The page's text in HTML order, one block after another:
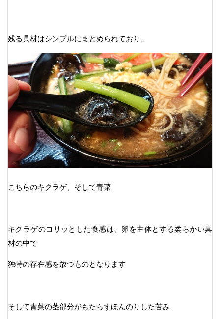
残る具材はシンプルにまとめられており、
こちらのキクラゲ、そして青菜
キクラゲのコリッとした食感は、卵を主体とする柔らかい具
材の中で
独特の存在感を放つものとなります
そして青菜の茎部分がもたらすほんのりした苦み